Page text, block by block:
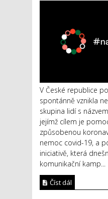
V České republice
spontánně vznikla
skupina lidí s
jejímž cílem je
způsobenou
nemoc covid-19, a
iniciativě, která
komunikační kamp...
Číst dál